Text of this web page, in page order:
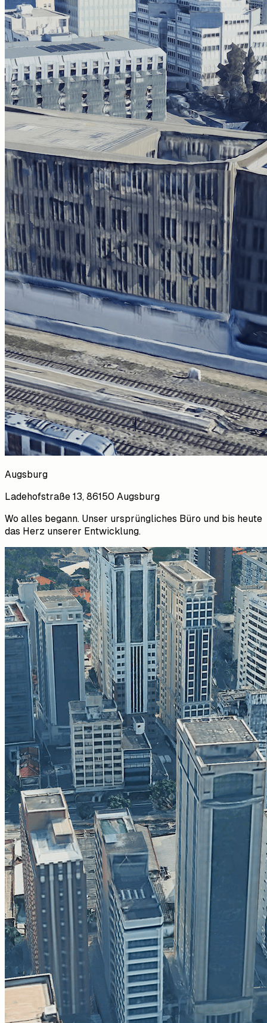
Augsburg
Ladehofstraße 13, 86150 Augsburg
Wo alles begann. Unser ursprüngliches Büro und bis heute
das Herz unserer Entwicklung.